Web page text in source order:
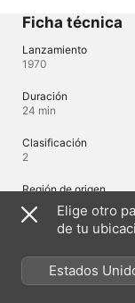
Ficha técnica
Lanzamiento
1970
Duración
24 min
Clasificación
2
Región de origen
Japón
© 2024 Takibi
Elige otro
de tu
Estados
México)